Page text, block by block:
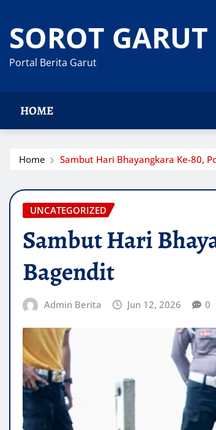
content
SOROT GARUT
Portal Berita Garut
HOME
Home Sambut Hari Bhayangkara Ke-80,
UNCATEGORIZED
Sambut Hari
Bagendit
Admin Berita Jun 12, 2026 0